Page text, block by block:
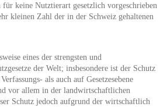
keine Nutztierart gesetzlich vorgeschrieben
kleinen Zahl der in der Schweiz gehaltenen
eines der strengsten und
der Welt; insbesondere ist der Schutz
als auch auf Gesetzesebene
vor allem in der landwirtschaftlichen
Schutz jedoch aufgrund der wirtschaftlich